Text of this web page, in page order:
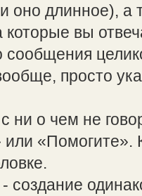
оно длинное), а
вы
сообщения
просто
ни о чем не
или «Помогите».
- создание